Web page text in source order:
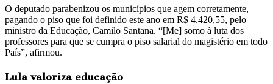
O deputado parabenizou os municípios que agem corretamente,
pagando o piso que foi definido este ano em R$ 4.420,55, pelo
ministro da Educação, Camilo Santana. “[Me] somo à luta dos
professores para que se cumpra o piso salarial do magistério em todo
País”, afirmou.
Lula valoriza educação